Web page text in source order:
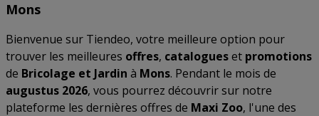
Mons
Bienvenue sur Tiendeo, votre meilleure option pour
trouver les meilleures offres, catalogueset promotions
de Bricolage et Jardin à Mons. Pendant le mois de
augustus 2026, vous pourrez découvrir sur notre
plateforme les dernières offres de Maxi Zoo, l'une des